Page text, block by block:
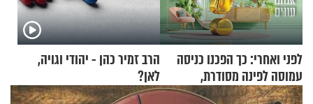
לפני ואחרי: כך הפכנו כניסה
עמוסה לפינה מסודרת,
שימושית ומזמינה
הרב זמיר כהן - יהודי וגויה,
לאן?